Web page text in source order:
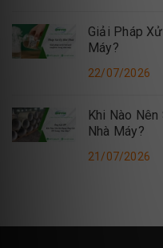
Giải Pháp
Máy?
22/07/2026
Khi Nào
Nhà Máy?
21/07/2026